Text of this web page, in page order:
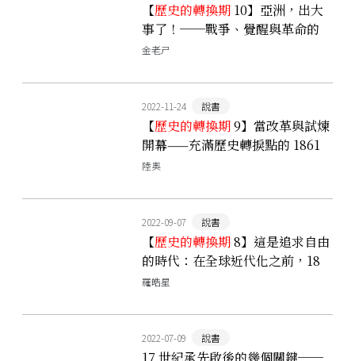
【歷史的轉換期 10】亞洲，出大
事了！──戰爭、覺醒與革命的
1905 年
金老ㄕ
2022-11-24 說書
【歷史的轉換期9】當改革與試煉
開幕——充滿歷史轉捩點的 1861
陸奧
2022-09-07 說書
【歷史的轉換期8】這是追求自由
的時代：在全球近代化之前，18
世紀可能比你想的還重要
羅皓星
2022-07-09 說書